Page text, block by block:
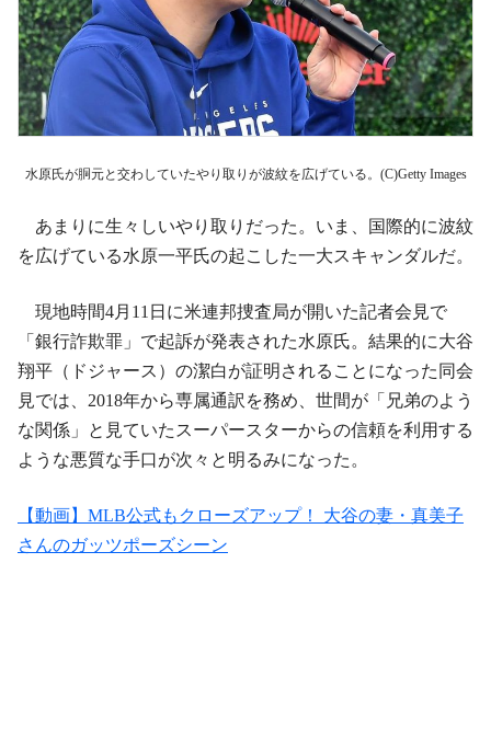
水原氏が胴元と交わしていたやり取りが波紋を広げている。(C)Getty Images
あまりに生々しいやり取りだった。いま、国際的に波紋
を広げている水原一平氏の起こした一大スキャンダルだ。
現地時間4月11日に米連邦捜査局が開いた記者会見で
「銀行詐欺罪」で起訴が発表された水原氏。結果的に大谷
翔平（ドジャース）の潔白が証明されることになった同会
見では、2018年から専属通訳を務め、世間が「兄弟のよう
な関係」と見ていたスーパースターからの信頼を利用する
ような悪質な手口が次々と明るみになった。
【動画】MLB公式もクローズアップ！ 大谷の妻・真美子
さんのガッツポーズシーン